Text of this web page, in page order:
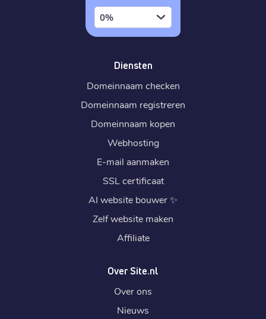
0%
Diensten
Domeinnaam checken
Domeinnaam registreren
Domeinnaam kopen
Webhosting
E-mail aanmaken
SSL certificaat
AI website bouwer✨
Zelf website maken
Affiliate
Over Site.nl
Over ons
Nieuws